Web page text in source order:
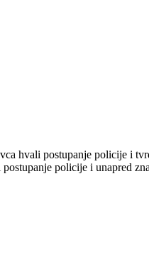
hvali postupanje policije i
policije i unapred